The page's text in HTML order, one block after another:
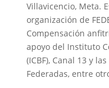
Villavicencio, Meta.
organización de
Compensación
apoyo del Instituto
(ICBF), Canal 13 y
Federadas, entre